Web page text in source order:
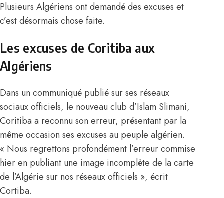
Plusieurs Algériens ont demandé des excuses et
c’est désormais chose faite.
Les excuses de Coritiba aux
Algériens
Dans un communiqué publié sur ses réseaux
sociaux officiels, le nouveau club d’Islam Slimani,
Coritiba a reconnu son erreur, présentant par la
même occasion ses excuses au peuple algérien.
« Nous regrettons profondément l’erreur commise
hier en publiant une image incomplète de la carte
de l’Algérie sur nos réseaux officiels », écrit
Cortiba.